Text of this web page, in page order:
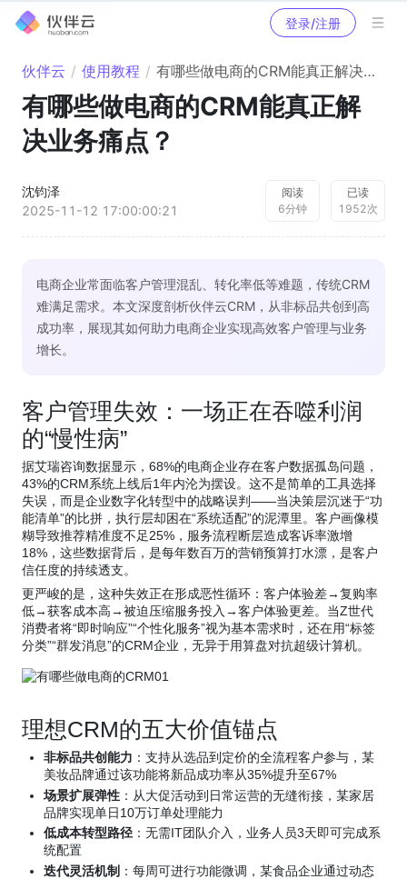
登录/注册
伙伴云 / 使用教程 / 有哪些做电商的CRM能真正解决业务痛点？
有哪些做电商的CRM能真正解
决业务痛点？
沈钧泽
2025-11-12 17:00:00:21
阅读
6分钟
已读
1952次
电商企业常面临客户管理混乱、转化率低等难题，传统CRM
难满足需求。本文深度剖析伙伴云CRM，从非标品共创到高
成功率，展现其如何助力电商企业实现高效客户管理与业务
增长。
客户管理失效：一场正在吞噬利润
的“慢性病”
据艾瑞咨询数据显示，68%的电商企业存在客户数据孤岛问题，
43%的CRM系统上线后1年内沦为摆设。这不是简单的工具选择
失误，而是企业数字化转型中的战略误判——当决策层沉迷于“功
能清单”的比拼，执行层却困在“系统适配”的泥潭里。客户画像模
糊导致推荐精准度不足25%，服务流程断层造成客诉率激增
18%，这些数据背后，是每年数百万的营销预算打水漂，是客户
信任度的持续透支。
更严峻的是，这种失效正在形成恶性循环：客户体验差→复购率
低→获客成本高→被迫压缩服务投入→客户体验更差。当Z世代
消费者将“即时响应”“个性化服务”视为基本需求时，还在用“标签
分类”“群发消息”的CRM企业，无异于用算盘对抗超级计算机。
理想CRM的五大价值锚点
非标品共创能力 ：支持从选品到定价的全流程客户参与，某
美妆品牌通过该功能将新品成功率从35%提升至67%
场景扩展弹性 ：从大促活动到日常运营的无缝衔接，某家居
品牌实现单日10万订单处理能力
低成本转型路径 ：无需IT团队介入，业务人员3天即可完成系
统配置
迭代灵活机制 ：每周可进行功能微调，某食品企业通过动态